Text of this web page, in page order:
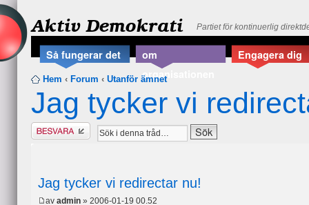
Aktiv Demokrati Partiet för kontinuerlig
Så fungerar det
om
organisationen
Engagera dig
Hem ‹ Forum ‹ Utanför ämnet
Jag tycker vi
Besvara
Jag tycker vi redirectar nu!
av admin » 2006-01-19 00.52